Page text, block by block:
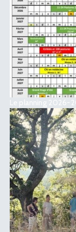
Le planning 2026-